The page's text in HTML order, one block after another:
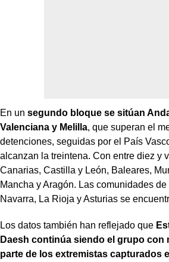
En un segundo bloque se sitúan
Valenciana y Melilla, que superan el
detenciones, seguidas por el País
alcanzan la treintena. Con entre diez y
Canarias, Castilla y León, Baleares,
Mancha y Aragón. Las comunidades
Navarra, La Rioja y Asturias se
Los datos también han reflejado que
Daesh continúa siendo el grupo con
parte de los extremistas capturados